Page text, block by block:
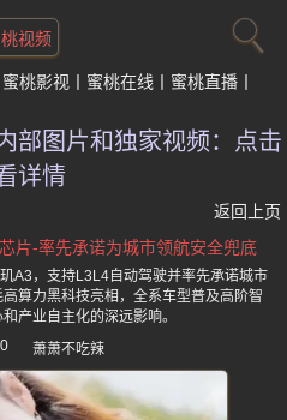
视频
蜜桃影视 蜜桃在线
蜜桃直播
部图片和独家视频：点击
详情
返回上页
片-率先承诺为城市领航安全兜底
A3，支持L3L4自动驾驶并率先承诺城市
算力黑科技亮相，全系车型普及高阶智
产业自主化的深远影响。
萧萧不吃辣